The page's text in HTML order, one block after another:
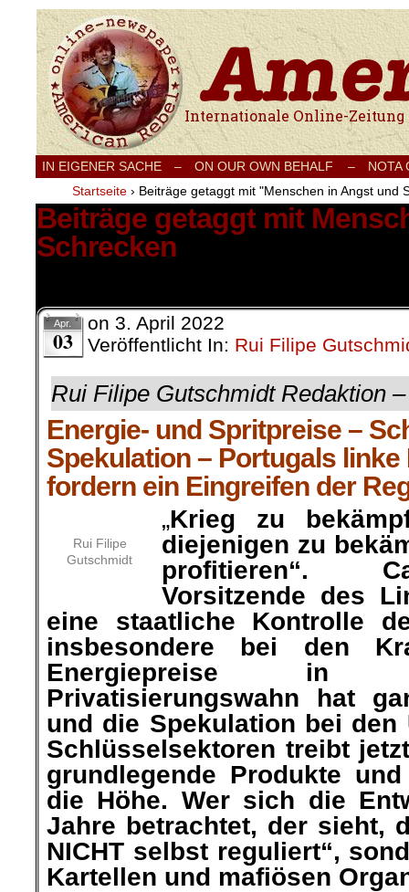
Internationale Onlinezeitung für Frieden,
IN EIGENER SACHE – ON OUR OWN BEHALF –
NOTA
Startseite › Beiträge getaggt mit "Menschen in Angst und
Beiträge getaggt mit
Schrecken
Apr.
03
on 3. April 2022
Veröffentlicht In: Rui Filipe
Rui Filipe Gutschmidt Redaktion
Energie- und Spritpreise –
Spekulation – Portugals linke
fordern ein Eingreifen der
Rui Filipe
Gutschmidt
„Krieg zu
diejenigen zu
profitieren“.
Vorsitzende des
eine staatliche Kontrolle
insbesondere bei den
Energiepreise in
Privatisierungswahn hat
und die Spekulation bei den
Schlüsselsektoren treibt
grundlegende Produkte
die Höhe. Wer sich die
Jahre betrachtet, der sieht,
NICHT selbst reguliert“,
Kartellen und mafiösen